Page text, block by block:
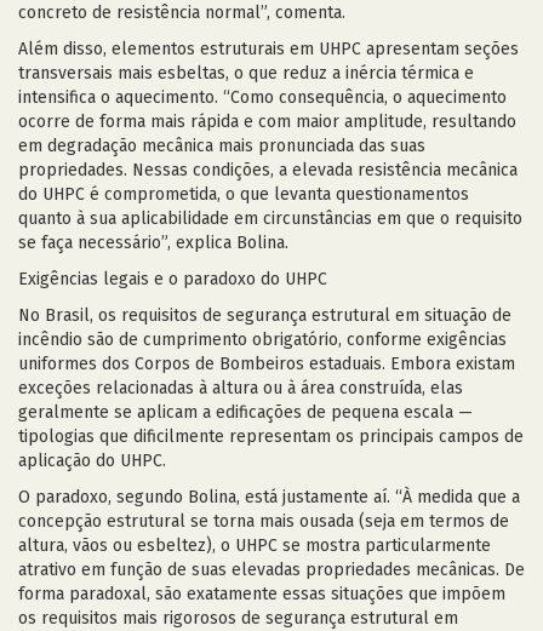
concreto de resistência normal”, comenta.
Além disso, elementos estruturais em UHPC apresentam seções
transversais mais esbeltas, o que reduz a inércia térmica e
intensifica o aquecimento. “Como consequência, o aquecimento
ocorre de forma mais rápida e com maior amplitude, resultando
em degradação mecânica mais pronunciada das suas
propriedades. Nessas condições, a elevada resistência mecânica
do UHPC é comprometida, o que levanta questionamentos
quanto à sua aplicabilidade em circunstâncias em que o requisito
se faça necessário”, explica Bolina.
Exigências legais e o paradoxo do UHPC
No Brasil, os requisitos de segurança estrutural em situação de
incêndio são de cumprimento obrigatório, conforme exigências
uniformes dos Corpos de Bombeiros estaduais. Embora existam
exceções relacionadas à altura ou à área construída, elas
geralmente se aplicam a edificações de pequena escala —
tipologias que dificilmente representam os principais campos de
aplicação do UHPC.
O paradoxo, segundo Bolina, está justamente aí. “À medida que a
concepção estrutural se torna mais ousada (seja em termos de
altura, vãos ou esbeltez), o UHPC se mostra particularmente
atrativo em função de suas elevadas propriedades mecânicas. De
forma paradoxal, são exatamente essas situações que impõem
os requisitos mais rigorosos de segurança estrutural em